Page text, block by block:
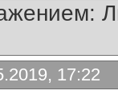
17:22